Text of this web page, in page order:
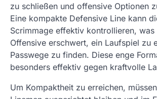
zu schließen und offensive Optionen
Eine kompakte Defensive Line kann
Scrimmage effektiv kontrollieren, was
Offensive erschwert, ein Laufspiel zu
Passwege zu finden. Diese enge
besonders effektiv gegen kraftvolle
Um Kompaktheit zu erreichen,